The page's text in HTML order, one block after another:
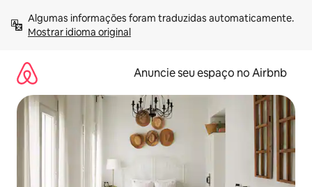
para
Mostrar idioma original
Anuncie seu espaço no Airbnb